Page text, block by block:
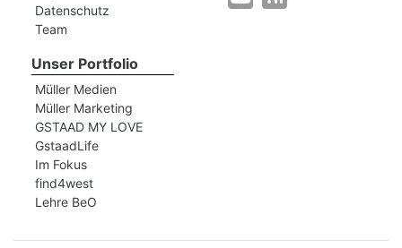
Datenschutz
Team
Unser Portfolio
Müller Medien
Müller Marketing
GSTAAD MY LOVE
GstaadLife
Im Fokus
find4west
Lehre BeO